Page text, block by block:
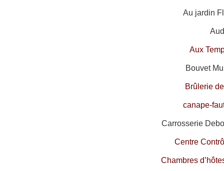
Au jardin
Aux
Bouvet
Brûlerie
canape-
Carrosserie
Centre
Chambres